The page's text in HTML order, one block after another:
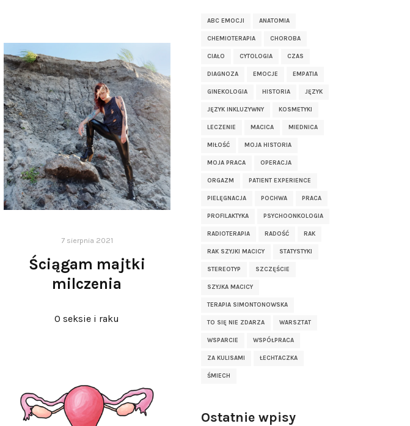
7 sierpnia 2021
Ściągam majtki
milczenia
O seksie i raku
ABC EMOCJI ANATOMIA
CHEMIOTERAPIA CHOROBA
CIAŁO CYTOLOGIA CZAS
DIAGNOZA EMOCJE EMPATIA
GINEKOLOGIA HISTORIA JĘZYK
JĘZYK INKLUZYWNY KOSMETYKI
LECZENIE MACICA MIEDNICA
MIŁOŚĆ MOJA HISTORIA
MOJA PRACA OPERACJA
ORGAZM PATIENT EXPERIENCE
PIELĘGNACJA POCHWA PRACA
PROFILAKTYKA PSYCHOONKOLOGIA
RADIOTERAPIA RADOŚĆ RAK
RAK SZYJKI MACICY STATYSTYKI
STEREOTYP SZCZĘŚCIE
SZYJKA MACICY
TERAPIA SIMONTONOWSKA
TO SIĘ NIE ZDARZA WARSZTAT
WSPARCIE WSPÓŁPRACA
ZA KULISAMI ŁECHTACZKA
ŚMIECH
Ostatnie wpisy